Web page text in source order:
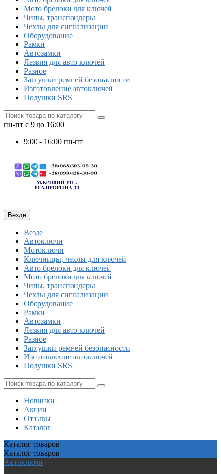
Мото брелоки для ключей
Чипы, транспондеры
Чехлы для сигнализации
Оборудование
Рамки
Автозамки
Лезвия для авто ключей
Разное
Заглушки ремней безопасности
Изготовление автоключей
Подушки SRS
пн-пт с 9 до 16:00
9:00 - 16:00 пн-пт
Везде
Везде
Автоключи
Мотоключи
Ключницы, чехлы для ключей
Авто брелоки для ключей
Мото брелоки для ключей
Чипы, транспондеры
Чехлы для сигнализации
Оборудование
Рамки
Автозамки
Лезвия для авто ключей
Разное
Заглушки ремней безопасности
Изготовление автоключей
Подушки SRS
Новинки
Акции
Отзывы
Каталог
Каталог товаров
Каталог товаров
Автоключи